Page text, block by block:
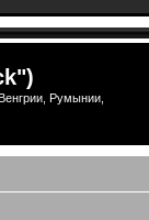
Румынии,